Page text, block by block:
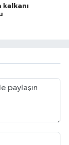
kalkanı